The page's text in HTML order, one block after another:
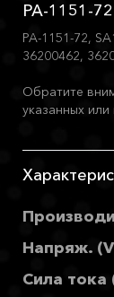
PA-1151-
PA-1151-72,
36200462,
Обратите
указанных
Напряж.
Сила тока